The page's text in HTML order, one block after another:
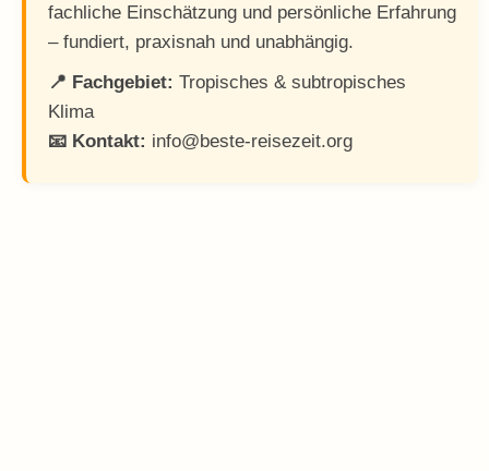
fachliche Einschätzung und persönliche Erfahrung
– fundiert, praxisnah und unabhängig.
📍 Fachgebiet: Tropisches & subtropisches
Klima
📧 Kontakt: info@beste-reisezeit.org